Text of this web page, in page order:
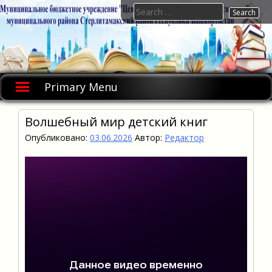
Skip
to
Primary Menu
Search
for:
Волшебный мир детский книг
Опубликовано: 03.06.2026 Автор: Редактор